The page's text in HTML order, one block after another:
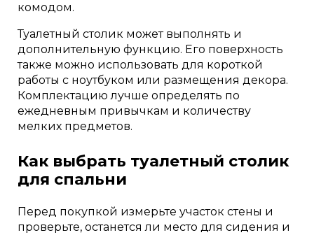
комодом.
Туалетный столик может выполнять и
дополнительную функцию. Его поверхность
также можно использовать для короткой
работы с ноутбуком или размещения декора.
Комплектацию лучше определять по
ежедневным привычкам и количеству
мелких предметов.
Как выбрать туалетный столик
для спальни
Перед покупкой измерьте участок стены и
проверьте, останется ли место для сидения и